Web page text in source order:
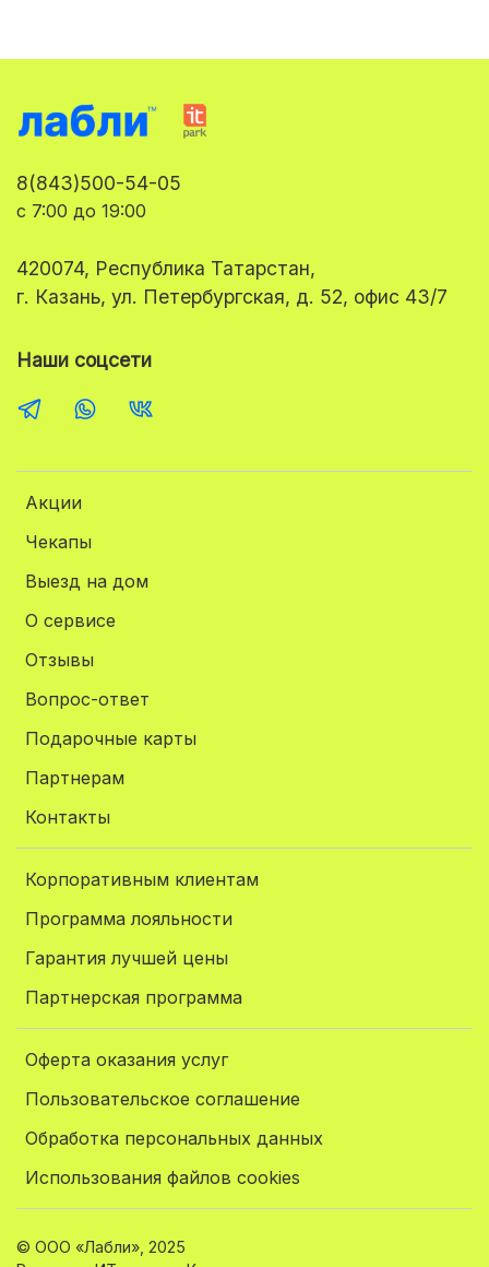
Акции
Чекапы
Выезд на дом
О сервисе
Отзывы
Вопрос-ответ
Подарочные карты
Партнерам
Контакты
Корпоративным клиентам
Программа лояльности
Гарантия лучшей цены
Партнерская программа
Оферта оказания услуг
Пользовательское соглашение
Обработка персональных данных
Использования файлов cookies
8(843)500-54-05
с 7:00 до 19:00
420074, Республика Татарстан,
г. Казань, ул. Петербургская, д. 52, офис 43/7
Наши соцсети
© ООО «Лабли», 2025